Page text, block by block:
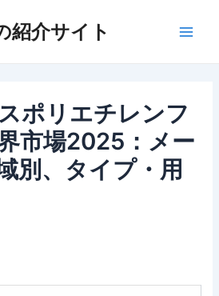
紹介サイト
ポリエチレンフ
市場2025：メー
別、タイプ・用